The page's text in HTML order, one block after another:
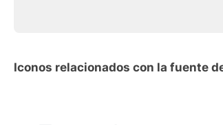
Iconos relacionados con la fuente